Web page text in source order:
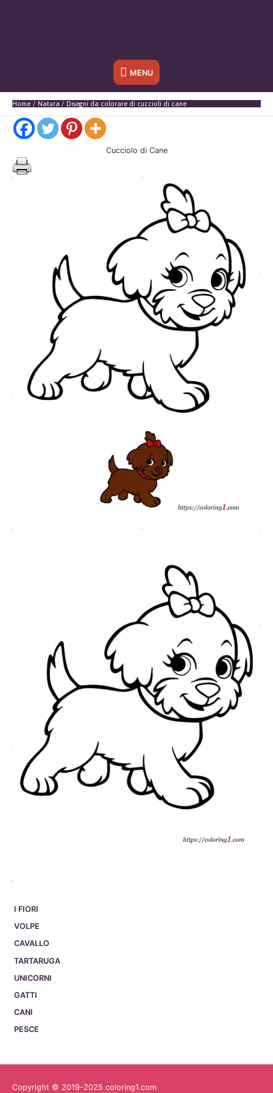
Sotto
l'header
MENU
Home Natura Disegni da colorare di cuccioli di cane
I FIORI
VOLPE
CAVALLO
TARTARUGA
UNICORNI
GATTI
CANI
PESCE
Cucciolo di Cane
Copyright © 2019-2025 coloring1.com